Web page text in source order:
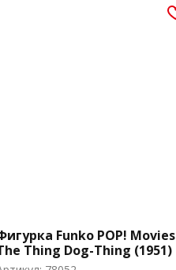
Funko POP! Movies
Thing Dog-Thing (1951)